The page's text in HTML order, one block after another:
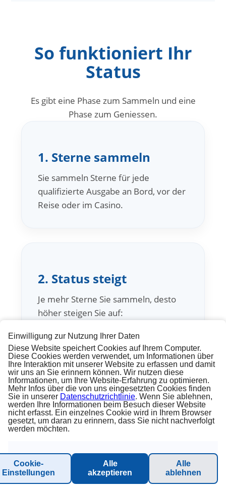
So funktioniert Ihr
Status
Es gibt eine Phase zum Sammeln und eine
Phase zum Geniessen.
1. Sterne sammeln
Sie sammeln Sterne für jede
qualifizierte Ausgabe an Bord, vor der
Reise oder im Casino.
2. Status steigt
Je mehr Sterne Sie sammeln, desto
höher steigen Sie auf:
Red→Gold→Platinum →Diamond
Jede Statusstufe bringt zusätzliche
Vorteile an Bord und vor der Reise.
Einwilligung zur Nutzung Ihrer Daten
Diese Website speichert Cookies auf Ihrem Computer.
Diese Cookies werden verwendet, um Informationen über
Ihre Interaktion mit unserer Website zu erfassen und damit
wir uns an Sie erinnern können. Wir nutzen diese
Informationen, um Ihre Website-Erfahrung zu optimieren.
Mehr Infos über die von uns eingesetzten Cookies finden
Sie in unserer Datenschutzrichtlinie. Wenn Sie ablehnen,
werden Ihre Informationen beim Besuch dieser Website
nicht erfasst. Ein einzelnes Cookie wird in Ihrem Browser
gesetzt, um daran zu erinnern, dass Sie nicht nachverfolgt
werden möchten.
Cookie-
Einstellungen
Alle
akzeptieren
Alle
ablehnen